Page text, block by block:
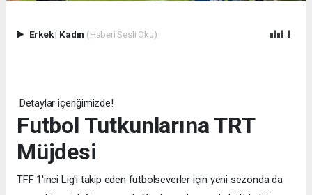
Erkek| Kadın (Haberi Sesli Oku)
Detaylar içeriğimizde!
Futbol Tutkunlarına TRT
Müjdesi
TFF 1'inci Lig'i takip eden futbolseverler için yeni sezonda da